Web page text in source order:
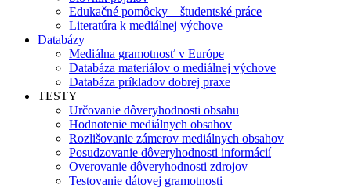
Edukačné pomôcky – študentské práce
Literatúra k mediálnej výchove
Databázy
Mediálna gramotnosť v Európe
Databáza materiálov o mediálnej výchove
Databáza príkladov dobrej praxe
TESTY
Určovanie dôveryhodnosti obsahu
Hodnotenie mediálnych obsahov
Rozlišovanie zámerov mediálnych obsahov
Posudzovanie dôveryhodnosti informácií
Overovanie dôveryhodnosti zdrojov
Testovanie dátovej gramotnosti